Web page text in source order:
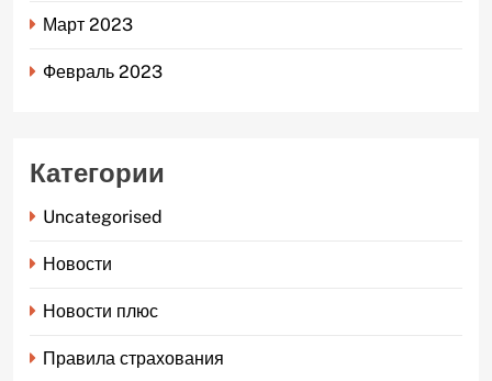
Март 2023
Февраль 2023
Категории
Uncategorised
Новости
Новости плюс
Правила страхования